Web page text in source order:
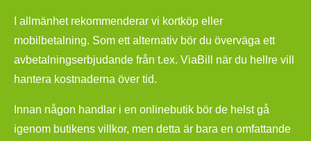
I allmänhet rekommenderar vi kortköp eller
mobilbetalning. Som ett alternativ bör du överväga ett
avbetalningserbjudande från t.ex. ViaBill när du hellre vill
hantera kostnaderna över tid.
Innan någon handlar i en onlinebutik bör de helst gå
igenom butikens villkor, men detta är bara en omfattande